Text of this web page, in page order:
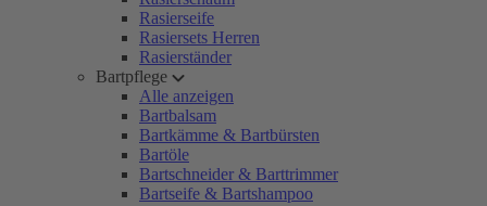
Rasierseife
Rasiersets Herren
Rasierständer
Bartpflege
Alle anzeigen
Bartbalsam
Bartkämme & Bartbürsten
Bartöle
Bartschneider & Barttrimmer
Bartseife & Bartshampoo